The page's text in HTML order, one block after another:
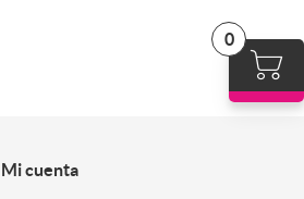
0
Mi cuenta